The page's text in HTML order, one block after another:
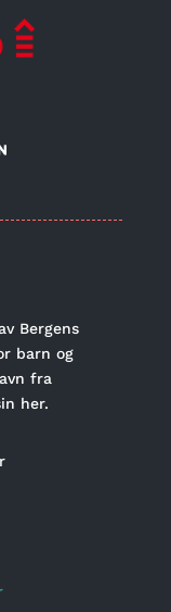
Bergens
barn og
fra
her.